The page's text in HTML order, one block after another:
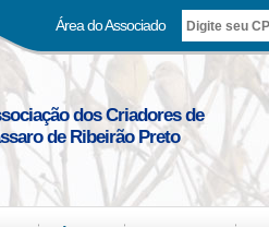
Área do Associado
dos Criadores de
de Ribeirão Preto